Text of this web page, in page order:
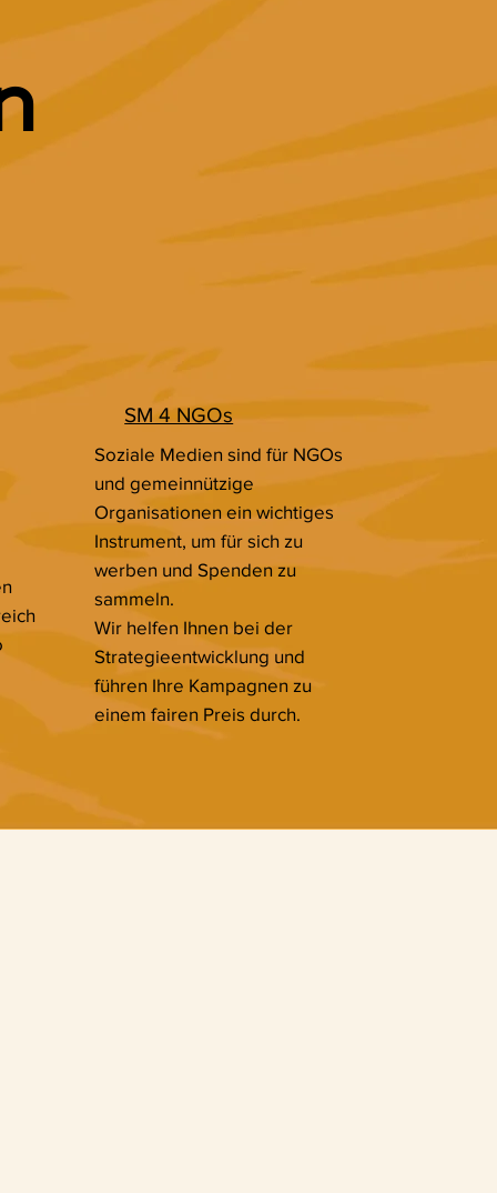
SM 4 NGOs
Soziale Medien sind für NGOs
und gemeinnützige
Organisationen ein wichtiges
Instrument, um für sich zu
werben und Spenden zu
sammeln.
Wir helfen Ihnen bei der
Strategieentwicklung und
führen Ihre Kampagnen zu
einem fairen Preis durch.